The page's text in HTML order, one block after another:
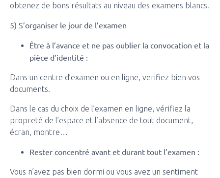
obtenez de bons résultats au niveau des examens blancs.
5) S’organiser le jour de l’examen
Être à l’avance et ne pas oublier la convocation et la
pièce d’identité :
Dans un centre d’examen ou en ligne, verifiez bien vos
documents.
Dans le cas du choix de l’examen en ligne, vérifiez la
propreté de l’espace et l’absence de tout document,
écran, montre…
Rester concentré avant et durant tout l’examen :
Vous n’avez pas bien dormi ou vous avez un sentiment